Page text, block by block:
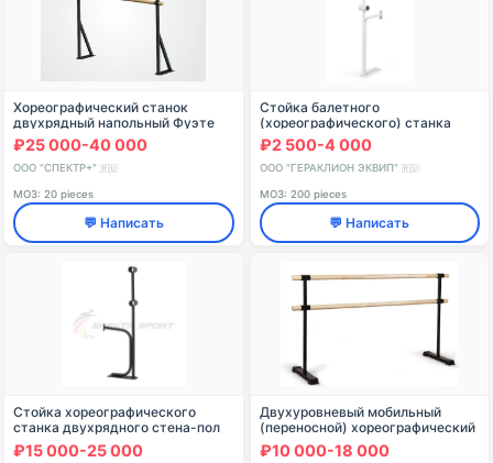
Хореографический станок
двухрядный напольный Фуэте
Блэк
₽25 000-40 000
ООО "СПЕКТР+" 🇷🇺
МОЗ: 20 pieces
💬 Написать
Стойка балетного
(хореографического) станка
двухуровневого (Белый) Модель
№4
₽2 500-4 000
ООО "ГЕРАКЛИОН ЭКВИП" 🇷🇺
МОЗ: 200 pieces
💬 Написать
Стойка хореографического
станка двухрядного стена-пол
Батман
₽15 000-25 000
Двухуровневый мобильный
(переносной) хореографический
станок
₽10 000-18 000